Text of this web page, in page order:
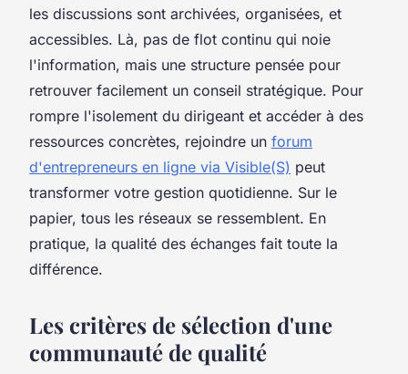
les discussions sont archivées, organisées, et
accessibles. Là, pas de flot continu qui noie
l'information, mais une structure pensée pour
retrouver facilement un conseil stratégique. Pour
rompre l'isolement du dirigeant et accéder à des
ressources concrètes, rejoindre un forum
d'entrepreneurs en ligne via Visible(S) peut
transformer votre gestion quotidienne. Sur le
papier, tous les réseaux se ressemblent. En
pratique, la qualité des échanges fait toute la
différence.
Les critères de sélection d'une
communauté de qualité